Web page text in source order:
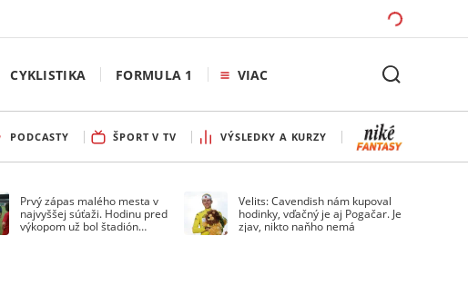
CYKLISTIKA FORMULA 1 VIAC
PODCASTY ŠPORT V TV VÝSLEDKY A KURZY
Prvý zápas malého mesta v
najvyššej súťaži. Hodinu pred
výkopom už bol štadión
Velits: Cavendish nám kupoval
hodinky, vďačný je aj Pogačar. Je
zjav, nikto naňho nemá